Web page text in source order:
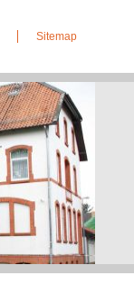
Sitemap